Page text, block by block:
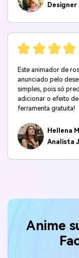
Este animador de
anunciado pelo
simples, pois só
adicionar o efeito
ferramenta gratuita!
Hellena M
Analista
Anime